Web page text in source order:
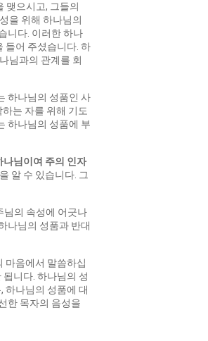
맺으시고, 그들의
을 위해 하나님의
니다. 이러한 하나
들어 주셨습니다. 하
님과의 관계를 회
하나님의 성품인 사
는 자를 위해 기도
하나님의 성품에 부
나님이여 주의 인자
알 수 있습니다. 그
님의 속성에 어긋나
나님의 성품과 반대
마음에서 말씀하십
니다. 하나님의 성
하나님의 성품에 대
한 목자의 음성을